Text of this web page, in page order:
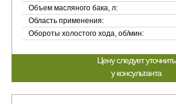
Объем масляного бака, л:
Область применения:
Обороты холостого хода, об/мин:
Цену следует уточнить
у консультанта